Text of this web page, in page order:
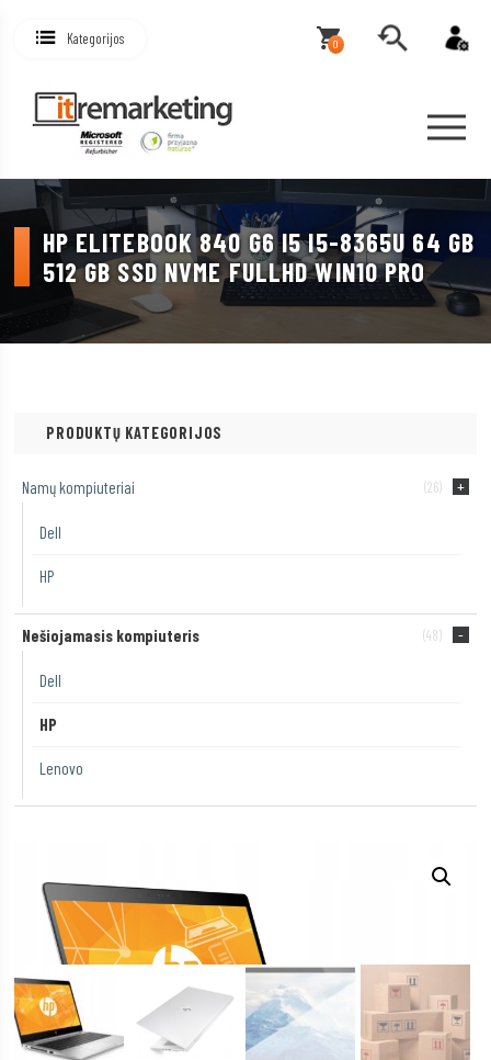
Kategorijos 0
HP ELITEBOOK 840 G6 I5 I5-8365U 64 GB
512 GB SSD NVME FULLHD WIN10 PRO
PRODUKTŲ KATEGORIJOS
Namų kompiuteriai (26)
Dell
HP
Nešiojamasis kompiuteris (48)
Dell
HP
Lenovo